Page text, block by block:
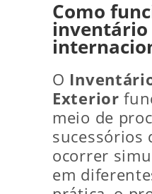
Como
inventário
O
Exterior
meio de
sucessórios
ocorrer
em